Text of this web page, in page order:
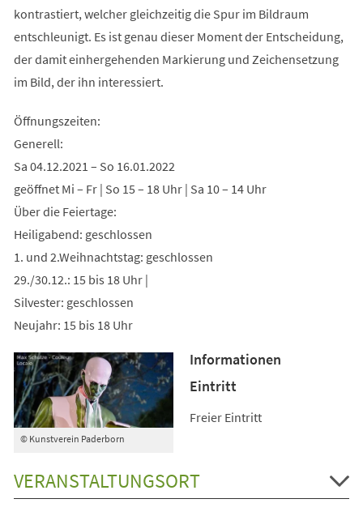
kontrastiert, welcher gleichzeitig die Spur im Bildraum
entschleunigt. Es ist genau dieser Moment der Entscheidung,
der damit einhergehenden Markierung und Zeichensetzung
im Bild, der ihn interessiert.
Öffnungszeiten:
Generell:
Sa 04.12.2021 – So 16.01.2022
geöffnet Mi – Fr | So 15 – 18 Uhr | Sa 10 – 14 Uhr
Über die Feiertage:
Heiligabend: geschlossen
1. und 2.Weihnachtstag: geschlossen
29./30.12.: 15 bis 18 Uhr |
Silvester: geschlossen
Neujahr: 15 bis 18 Uhr
© Kunstverein Paderborn
Informationen
Eintritt
Freier Eintritt
VERANSTALTUNGSORT